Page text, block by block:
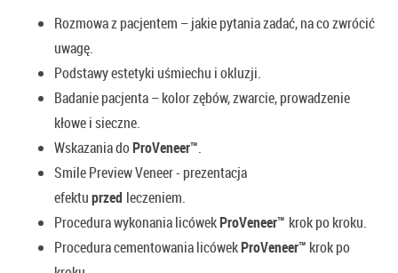
Rozmowa z pacjentem – jakie pytania zadać, na co zwrócić
uwagę.
Podstawy estetyki uśmiechu i okluzji.
Badanie pacjenta – kolor zębów, zwarcie, prowadzenie
kłowe i sieczne.
Wskazania doProVeneer™.
Smile Preview Veneer - prezentacja
efektuprzed leczeniem.
Procedura wykonania licówekProVeneer™ krok po kroku.
Procedura cementowania licówekProVeneer™ krok po